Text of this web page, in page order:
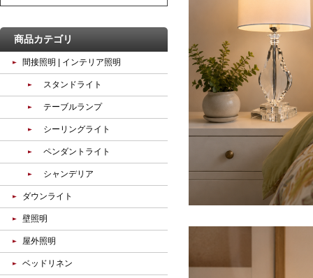
商品カテゴリ
間接照明 | インテリア照明
スタンドライト
テーブルランプ
シーリングライト
ペンダントライト
シャンデリア
ダウンライト
壁照明
屋外照明
ベッドリネン